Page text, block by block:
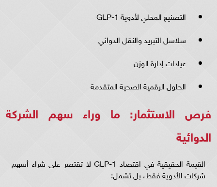
التصنيع المحلي لأدوية GLP-1
سلاسل التبريد والنقل الدوائي
عيادات إدارة الوزن
الحلول الرقمية الصحية المتقدمة
فرص الاستثمار: ما وراء سهم الشركة
الدوائية
القيمة الحقيقية في اقتصاد GLP-1 لا تقتصر على شراء أسهم
شركات الأدوية فقط، بل تشمل: